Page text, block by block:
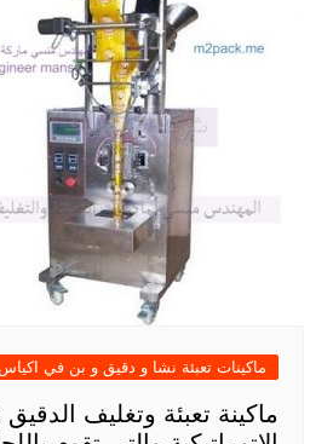
ماكينات تعبئة نشا و دقيق و بن في اكياس
ماكينة تعبئة وتغليف